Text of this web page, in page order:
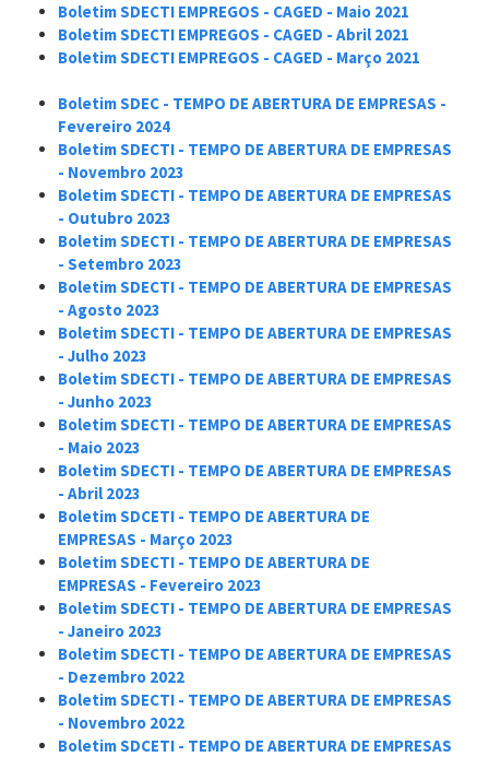
Boletim SDECTI EMPREGOS - CAGED - Maio 2021
Boletim SDECTI EMPREGOS - CAGED - Abril 2021
Boletim SDECTI EMPREGOS - CAGED - Março 2021
Boletim SDEC - TEMPO DE ABERTURA DE EMPRESAS -
Fevereiro 2024
Boletim SDECTI - TEMPO DE ABERTURA DE EMPRESAS
- Novembro 2023
Boletim SDECTI - TEMPO DE ABERTURA DE EMPRESAS
- Outubro 2023
Boletim SDECTI - TEMPO DE ABERTURA DE EMPRESAS
- Setembro 2023
Boletim SDECTI - TEMPO DE ABERTURA DE EMPRESAS
- Agosto 2023
Boletim SDECTI - TEMPO DE ABERTURA DE EMPRESAS
- Julho 2023
Boletim SDECTI - TEMPO DE ABERTURA DE EMPRESAS
- Junho 2023
Boletim SDECTI - TEMPO DE ABERTURA DE EMPRESAS
- Maio 2023
Boletim SDECTI - TEMPO DE ABERTURA DE EMPRESAS
- Abril 2023
Boletim SDCETI - TEMPO DE ABERTURA DE
EMPRESAS - Março 2023
Boletim SDECTI - TEMPO DE ABERTURA DE
EMPRESAS - Fevereiro 2023
Boletim SDECTI - TEMPO DE ABERTURA DE EMPRESAS
- Janeiro 2023
Boletim SDECTI - TEMPO DE ABERTURA DE EMPRESAS
- Dezembro 2022
Boletim SDECTI - TEMPO DE ABERTURA DE EMPRESAS
- Novembro 2022
Boletim SDCETI - TEMPO DE ABERTURA DE EMPRESAS